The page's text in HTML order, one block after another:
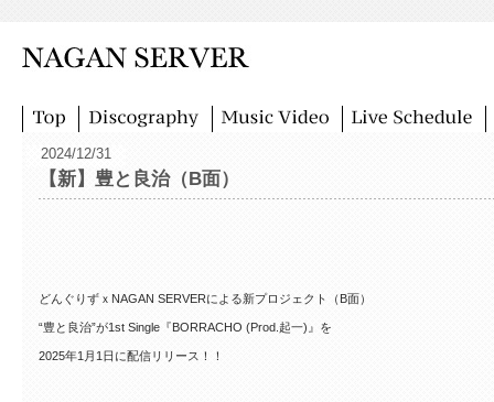
2024/12/31
【新】豊と良治（B面）
どんぐりずｘNAGAN SERVERによる新プロジェクト（B面）
“豊と良治”が1st Single『BORRACHO (Prod.起一)』を
2025年1月1日に配信リリース！！